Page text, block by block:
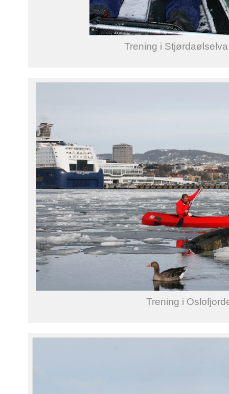
Trening i
Trening i